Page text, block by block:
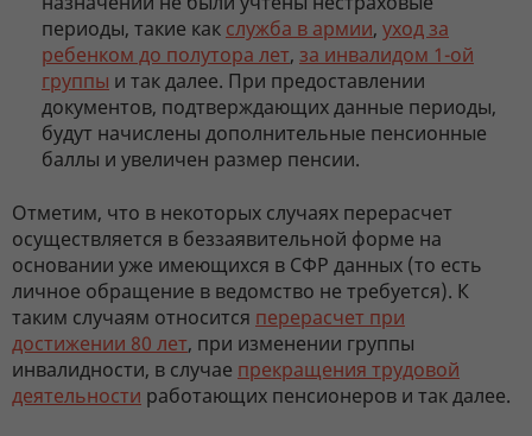
периоды, такие как служба в армии, уход за
ребенком до полутора лет, за инвалидом 1-ой
группы и так далее. При предоставлении
документов, подтверждающих данные периоды,
будут начислены дополнительные пенсионные
баллы и увеличен размер пенсии.
Отметим, что в некоторых случаях перерасчет
осуществляется в беззаявительной форме на
основании уже имеющихся в СФР данных (то есть
личное обращение в ведомство не требуется). К
таким случаям относится перерасчет при
достижении 80 лет, при изменении группы
инвалидности, в случае прекращения трудовой
деятельности работающих пенсионеров и так далее.